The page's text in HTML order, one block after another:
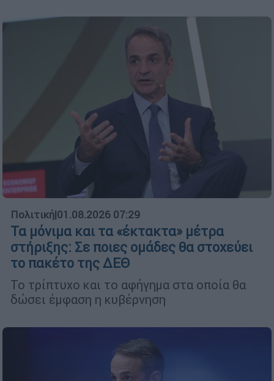
Πολιτική|01.08.2026 07:29
Τα μόνιμα και τα «έκτακτα» μέτρα
στήριξης: Σε ποιες ομάδες θα στοχεύει
το πακέτο της ΔΕΘ
Το τρίπτυχο και το αφήγημα στα οποία θα
δώσει έμφαση η κυβέρνηση